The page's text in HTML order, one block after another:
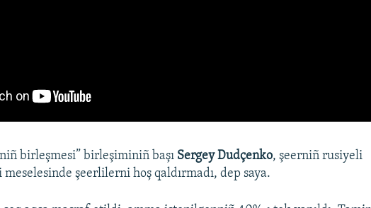
birleşmesi” birleşiminiñ başı Sergey Dudçenko, şeerniñ rusiyeli
şeerlilerni hoş qaldırmadı, dep saya.